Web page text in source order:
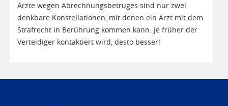
Ärzte wegen Abrechnungsbetruges sind nur zwei
denkbare Konstellationen, mit denen ein Arzt mit dem
Strafrecht in Berührung kommen kann. Je früher der
Verteidiger kontaktiert wird, desto besser!